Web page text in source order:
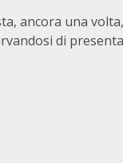
ancora una
di